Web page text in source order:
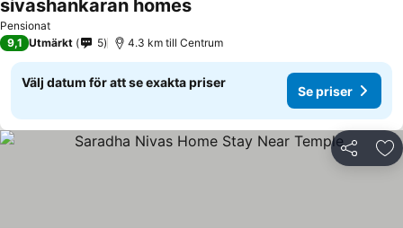
Pensionat
sivashankaran homesSe priser
9,1 Utmärkt 5 4.3 km till Centrum
Välj datum för att se exakta priser
Se priser
Dela